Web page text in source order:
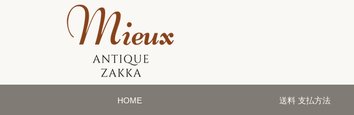
HOME 送料 支払方法